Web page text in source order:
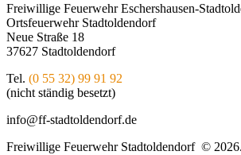
Freiwillige Feuerwehr Eschershausen-
Ortsfeuerwehr Stadtoldendorf
Neue Straße 18
37627 Stadtoldendorf
Tel. (0 55 32) 99 91 92
(nicht ständig besetzt)
info@ff-stadtoldendorf.de
Freiwillige Feuerwehr Stadtoldendorf ©